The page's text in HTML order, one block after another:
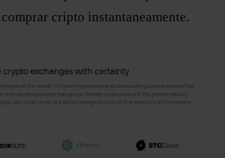
cripto instantaneamente.